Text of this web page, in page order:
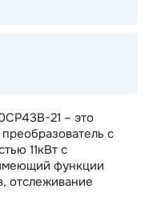
21 – это
с
11кВт с
функции
отслеживание